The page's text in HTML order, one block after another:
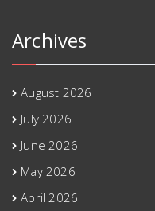
Archives
August 2026
July 2026
June 2026
May 2026
April 2026